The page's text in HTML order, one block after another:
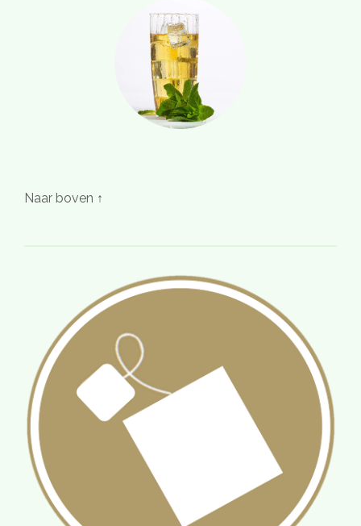
Naar boven ↑